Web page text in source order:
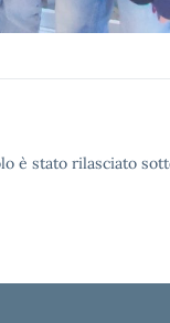
è stato rilasciato